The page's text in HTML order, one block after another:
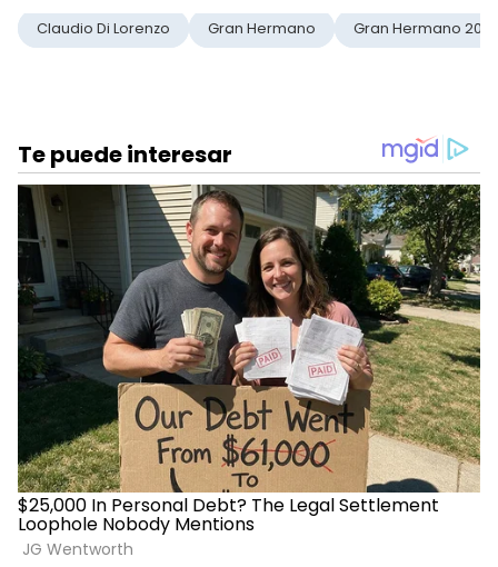
Claudio Di Lorenzo Gran Hermano Gran Hermano